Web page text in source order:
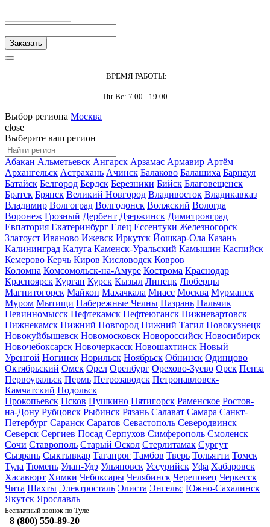
ВРЕМЯ РАБОТЫ:
Пн-Вс: 7.00 - 19.00
Выбор региона Москва
close
Выберите ваш регион
Абакан Альметьевск Ангарск Арзамас Армавир Артём
Архангельск Астрахань Ачинск Балаково Балашиха Барнаул
Батайск Белгород Бердск Березники Бийск Благовещенск
Братск Брянск Великий Новгород Владивосток Владикавказ
Владимир Волгоград Волгодонск Волжский Вологда
Воронеж Грозный Дербент Дзержинск Димитровград
Евпатория Екатеринбург Елец Ессентуки Железногорск
Златоуст Иваново Ижевск Иркутск Йошкар-Ола Казань
Калининград Калуга Каменск-Уральский Камышин Каспийск
Кемерово Керчь Киров Кисловодск Ковров
Коломна Комсомольск-на-Амуре Кострома Краснодар
Красноярск Курган Курск Кызыл Липецк Люберцы
Магнитогорск Майкоп Махачкала Миасс Москва Мурманск
Муром Мытищи Набережные Челны Назрань Нальчик
Невинномысск Нефтекамск Нефтеюганск Нижневартовск
Нижнекамск Нижний Новгород Нижний Тагил Новокузнецк
Новокуйбышевск Новомосковск Новороссийск Новосибирск
Новочебоксарск Новочеркасск Новошахтинск Новый
Уренгой Ногинск Норильск Ноябрьск Обнинск Одинцово
Октябрьский Омск Орел Оренбург Орехово-Зуево Орск Пенза
Первоуральск Пермь Петрозаводск Петропавловск-
Камчатский Подольск
Прокопьевск Псков Пушкино Пятигорск Раменское Ростов-
на-Дону Рубцовск Рыбинск Рязань Салават Самара Санкт-
Петербург Саранск Саратов Севастополь Северодвинск
Северск Сергиев Посад Серпухов Симферополь Смоленск
Сочи Ставрополь Старый Оскол Стерлитамак Сургут
Сызрань Сыктывкар Таганрог Тамбов Тверь Тольятти Томск
Тула Тюмень Улан-Удэ Ульяновск Уссурийск Уфа Хабаровск
Хасавюрт Химки Чебоксары Челябинск Череповец Черкесск
Чита Шахты Электросталь Элиста Энгельс Южно-Сахалинск
Якутск Ярославль
Бесплатный звонок по Туле
8 (800) 550-89-20